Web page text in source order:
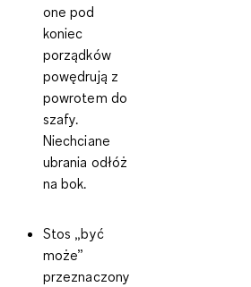
one pod
koniec
porządków
powędrują z
powrotem do
szafy.
Niechciane
ubrania odłóż
na bok.
Stos „być
może”
przeznaczony